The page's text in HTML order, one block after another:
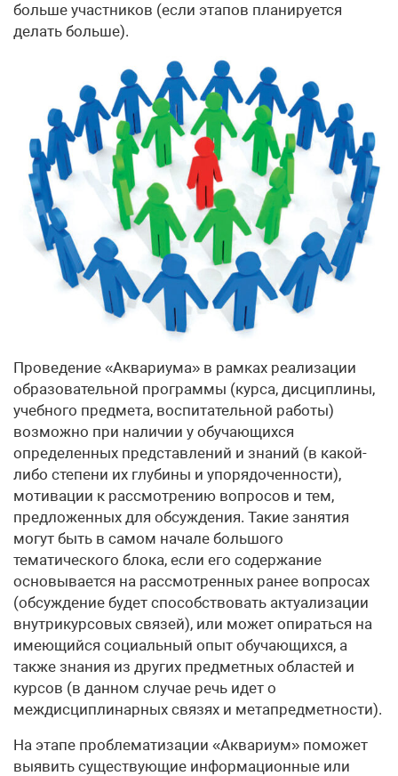
больше участников (если этапов планируется
делать больше).
Проведение «Аквариума» в рамках реализации
образовательной программы (курса, дисциплины,
учебного предмета, воспитательной работы)
возможно при наличии у обучающихся
определенных представлений и знаний (в какой-
либо степени их глубины и упорядоченности),
мотивации к рассмотрению вопросов и тем,
предложенных для обсуждения. Такие занятия
могут быть в самом начале большого
тематического блока, если его содержание
основывается на рассмотренных ранее вопросах
(обсуждение будет способствовать актуализации
внутрикурсовых связей), или может опираться на
имеющийся социальный опыт обучающихся, а
также знания из других предметных областей и
курсов (в данном случае речь идет о
междисциплинарных связях и метапредметности).
На этапе проблематизации «Аквариум» поможет
выявить существующие информационные или